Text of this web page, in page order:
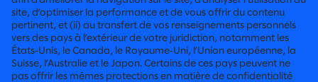
jamais de frais aux candidats dans le cadre de notre
processus d’embauche.
CONSEIL RÉSOLUMENT HUMAIN
site, d’optimiser la performance et de vous offrir du contenu
pertinent, et (ii) au transfert de vos renseignements personnels
vers des pays à l’extérieur de votre juridiction, notamment les
États‑Unis, le Canada, le Royaume‑Uni, l’Union européenne, la
Suisse, l’Australie et le Japon. Certains de ces pays peuvent ne
pas offrir les mêmes protections en matière de confidentialité